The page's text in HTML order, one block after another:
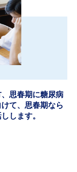
思春期に糖尿病
て、思春期なら
します。